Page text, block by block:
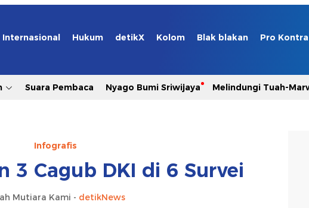
Internasional Hukum detikX Kolom Blak blakan Pro Kontra
Suara Pembaca Nyago Bumi Sriwijaya Melindungi Tuah-
Infografis
3 Cagub DKI di 6 Survei
Mutiara Kami - detikNews